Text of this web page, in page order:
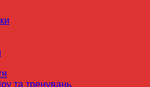
та тренувань